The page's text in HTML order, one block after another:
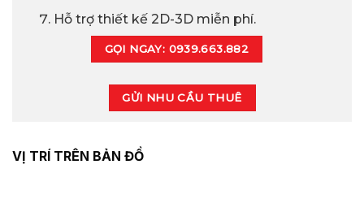
Hỗ trợ thiết kế 2D-3D miễn phí.
GỌI NGAY: 0939.663.882
GỬI NHU CẦU THUÊ
VỊ TRÍ TRÊN BẢN ĐỒ